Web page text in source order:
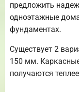
предложить
одноэтажные
фундаментах.
Существует 2
150 мм.
получаются